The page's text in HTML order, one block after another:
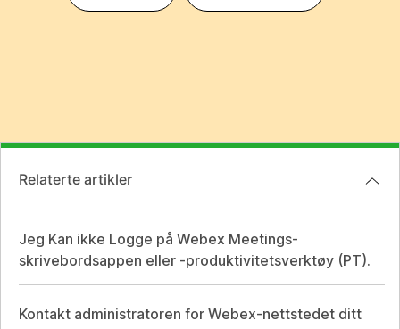
Relaterte artikler
Jeg Kan ikke Logge på Webex Meetings-
skrivebordsappen eller -produktivitetsverktøy (PT).
Kontakt administratoren for Webex-nettstedet ditt